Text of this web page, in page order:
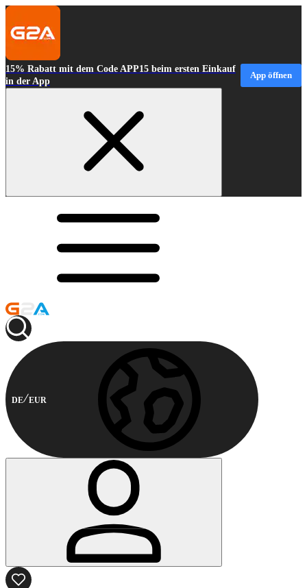
15% Rabatt mit dem Code APP15 beim ersten Einkauf
in der App
App öffnen
DE EUR